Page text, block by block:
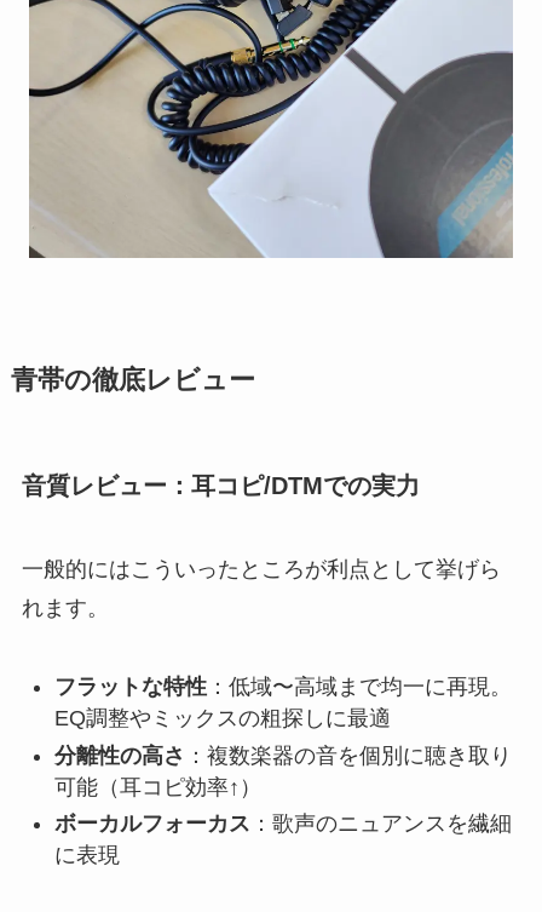
青帯の徹底レビュー
音質レビュー：耳コピ/DTMでの実力
一般的にはこういったところが利点として挙げら
れます。
フラットな特性：低域〜高域まで均一に再現。
EQ調整やミックスの粗探しに最適
分離性の高さ ：複数楽器の音を個別に聴き取り
可能（耳コピ効率↑）
ボーカルフォーカス ：歌声のニュアンスを繊細
に表現